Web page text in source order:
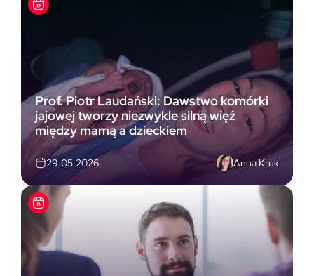
Prof. Piotr Laudański: Dawstwo komórki
jajowej tworzy niezwykle silną więź
między mamą a dzieckiem
29.05.2026 Anna Kruk